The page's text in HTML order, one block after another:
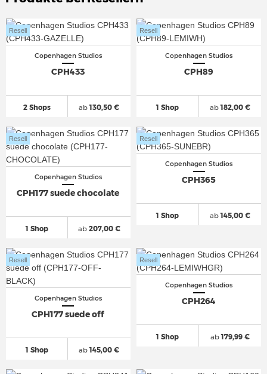
Copenhagen Studios
CPH433
2 Shops
Resell
ab130,50 €
Copenhagen Studios
CPH89
1 Shop
Resell
ab182,00 €
Copenhagen Studios
CPH177 suede chocolate
1 Shop
Resell
ab207,00 €
Copenhagen Studios
CPH365
1 Shop
Resell
ab145,00 €
Copenhagen Studios
CPH177 suede off
1 Shop
Resell
ab145,00 €
Copenhagen Studios
CPH264
1 Shop
Resell
ab179,99 €